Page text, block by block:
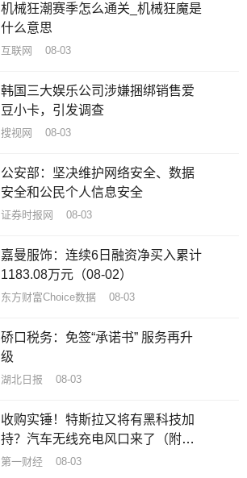
机械狂潮赛季怎么通关_机械狂魔是
什么意思
互联网 08-03
韩国三大娱乐公司涉嫌捆绑销售爱
豆小卡，引发调查
搜视网 08-03
公安部：坚决维护网络安全、数据
安全和公民个人信息安全
证券时报网 08-03
嘉曼服饰：连续6日融资净买入累计
1183.08万元（08-02）
东方财富Choice数据 08-03
硚口税务：免签“承诺书” 服务再升
级
湖北日报 08-03
收购实锤！特斯拉又将有黑科技加
持？汽车无线充电风口来了（附
股）
第一财经 08-03